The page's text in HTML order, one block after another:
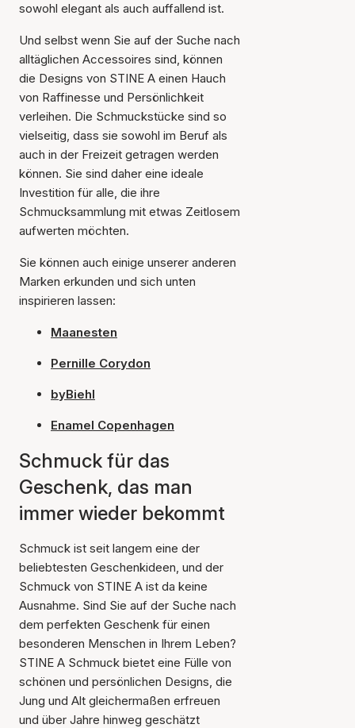
sowohl elegant als auch auffallend ist.
Und selbst wenn Sie auf der Suche nach
alltäglichen Accessoires sind, können
die Designs von STINE A einen Hauch
von Raffinesse und Persönlichkeit
verleihen. Die Schmuckstücke sind so
vielseitig, dass sie sowohl im Beruf als
auch in der Freizeit getragen werden
können. Sie sind daher eine ideale
Investition für alle, die ihre
Schmucksammlung mit etwas Zeitlosem
aufwerten möchten.
Sie können auch einige unserer anderen
Marken erkunden und sich unten
inspirieren lassen:
Maanesten
Pernille Corydon
byBiehl
Enamel Copenhagen
Schmuck für das
Geschenk, das man
immer wieder bekommt
Schmuck ist seit langem eine der
beliebtesten Geschenkideen, und der
Schmuck von STINE A ist da keine
Ausnahme. Sind Sie auf der Suche nach
dem perfekten Geschenk für einen
besonderen Menschen in Ihrem Leben?
STINE A Schmuck bietet eine Fülle von
schönen und persönlichen Designs, die
Jung und Alt gleichermaßen erfreuen
und über Jahre hinweg geschätzt